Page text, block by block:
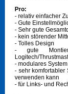
Pro:
- relativ einfacher
- Gute
- Sehr gute
- kein störender
- Tolles Design
- gute
Logitech/
- modulares
- sehr komfortabler
verwenden kann
- für Links- und